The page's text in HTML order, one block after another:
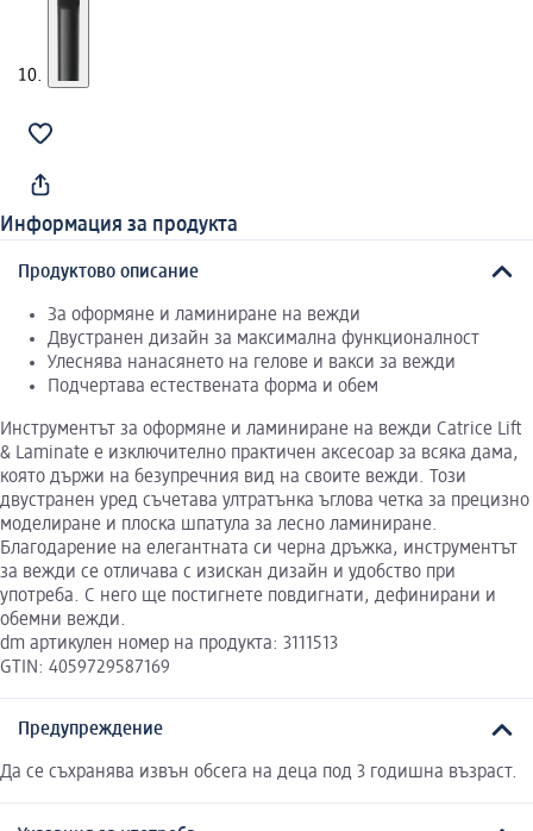
Информация за продукта
Продуктово описание
За оформяне и ламиниране на вежди
Двустранен дизайн за максимална функционалност
Улеснява нанасянето на гелове и вакси за вежди
Подчертава естествената форма и обем
Инструментът за оформяне и ламиниране на вежди Catrice Lift
& Laminate е изключително практичен аксесоар за всяка дама,
която държи на безупречния вид на своите вежди. Този
двустранен уред съчетава ултратънка ъглова четка за прецизно
моделиране и плоска шпатула за лесно ламиниране.
Благодарение на елегантната си черна дръжка, инструментът
за вежди се отличава с изискан дизайн и удобство при
употреба. С него ще постигнете повдигнати, дефинирани и
обемни вежди.
dm артикулен номер на продукта: 3111513
GTIN: 4059729587169
Предупреждение
Да се съхранява извън обсега на деца под 3 годишна възраст.